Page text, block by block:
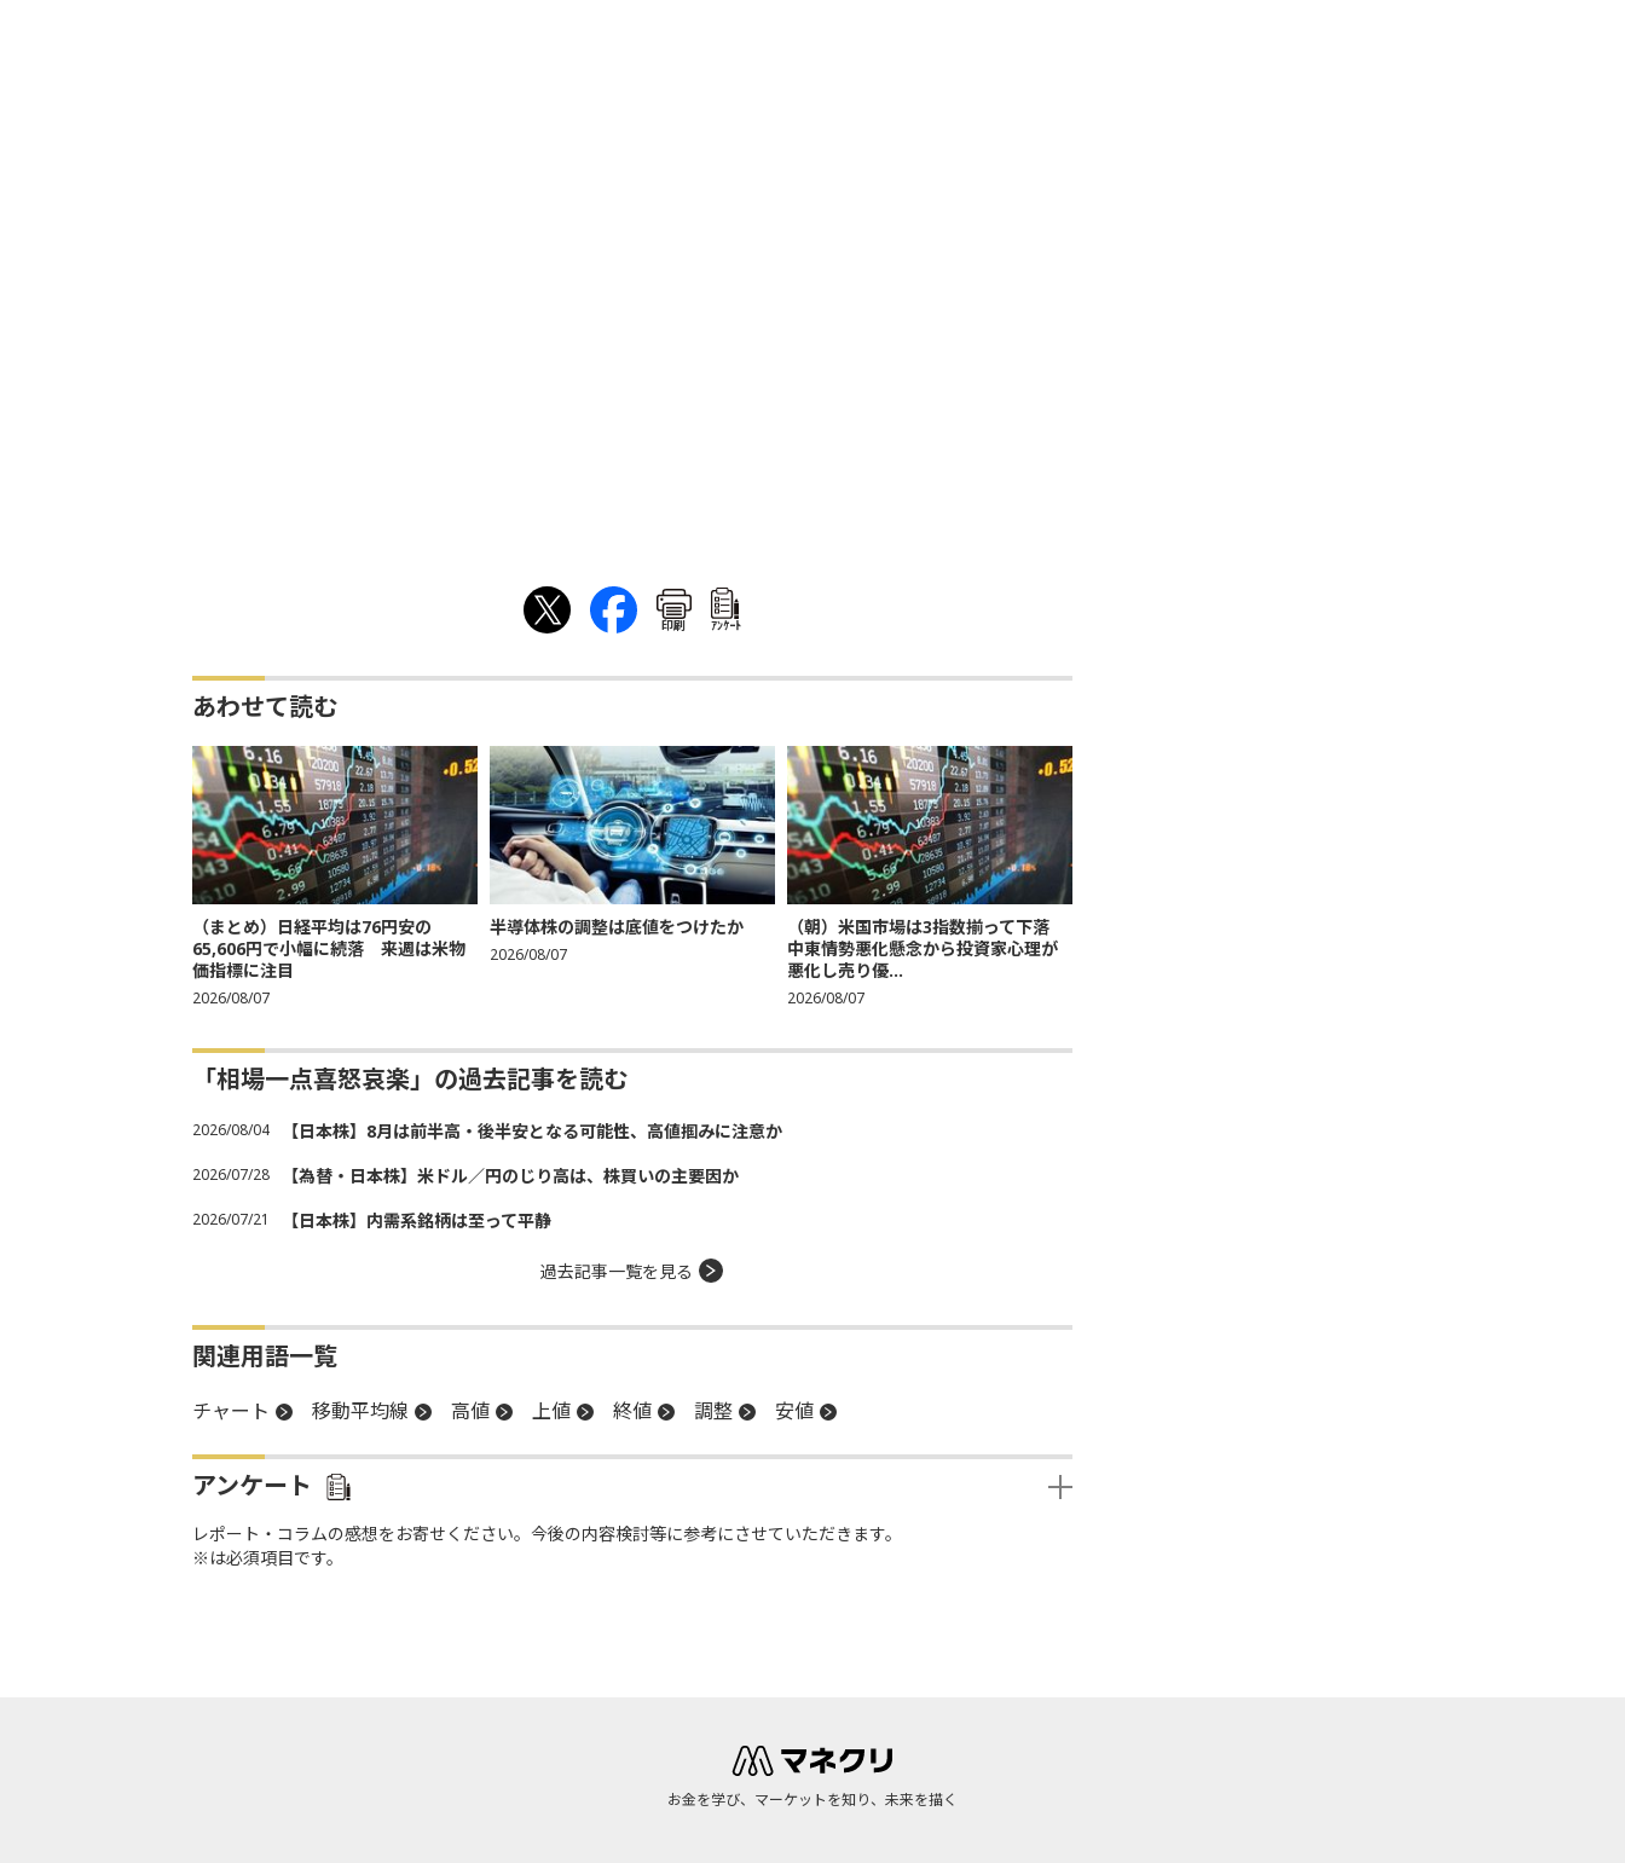
印刷 ｱﾝｹｰﾄ
あわせて読む
（まとめ）日経平均は76円安の
65,606円で小幅に続落 来週は米物
価指標に注目
2026/08/07
半導体株の調整は底値をつけたか
2026/08/07
（朝）米国市場は3指数揃って下落
中東情勢悪化懸念から投資家心理が
悪化し売り優...
2026/08/07
「相場一点喜怒哀楽」の過去記事を読む
2026/08/04 【日本株】8月は前半高・後半安となる可能性、高値掴みに注意か
2026/07/28 【為替・日本株】米ドル／円のじり高は、株買いの主要因か
2026/07/21 【日本株】内需系銘柄は至って平静
過去記事一覧を見る
関連用語一覧
チャート 移動平均線 高値 上値 終値 調整 安値
アンケート
レポート・コラムの感想をお寄せください。今後の内容検討等に参考にさせていただきます。
※は必須項目です。
お金を学び、マーケットを知り、未来を描く